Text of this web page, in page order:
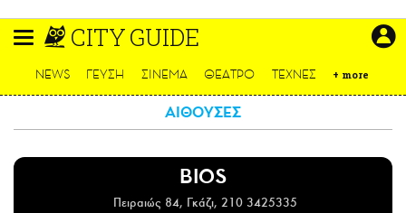
περιεχόμενο
CITY GUIDE
ΕΙΔΗΣΕΙΣ
CULTURE
NEWS ΓΕΥΣΗ ΣΙΝΕΜΑ ΘΕΑΤΡΟ ΤΕΧΝΕΣ + more
ΑΙΘΟΥΣΕΣ
BIOS
Πειραιώς 84, Γκάζι, 210 3425335